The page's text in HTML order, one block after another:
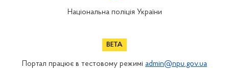
Національна поліція України
Портал працює в тестовому режимі admin@npu.gov.ua